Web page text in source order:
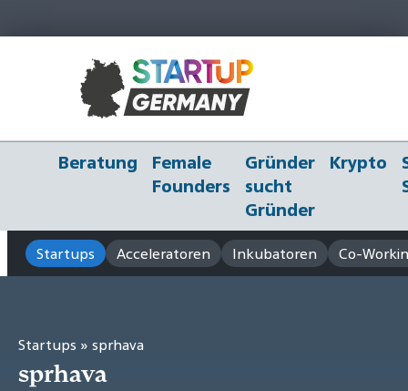
Beratung
Female
Founders
Gründer
sucht
Gründer
Krypto
Startups Acceleratoren Inkubatoren Co-
Startups » sprhava
sprhava